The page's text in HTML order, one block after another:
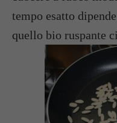
tempo esatto
quello bio ruspante